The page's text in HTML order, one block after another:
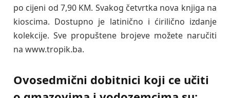
po cijeni od 7,90 KM. Svakog četvrtka nova knjiga na
kioscima. Dostupno je latinično i ćirilično izdanje
kolekcije. Sve propuštene brojeve možete naručiti
na www.tropik.ba.
Ovosedmični dobitnici koji ce učiti